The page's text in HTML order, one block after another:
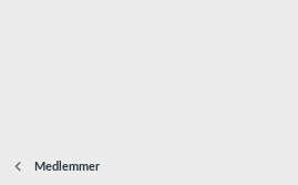
Medlemmer